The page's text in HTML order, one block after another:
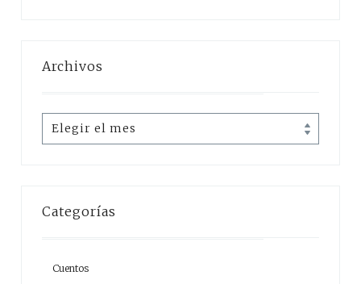
Archivos
Archivos
Categorías
Cuentos